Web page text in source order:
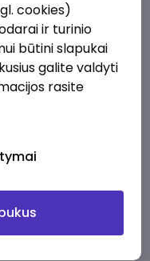
vyr. ekspertas
cookies)
ir turinio
būtini slapukai
galite valdyti
rasite